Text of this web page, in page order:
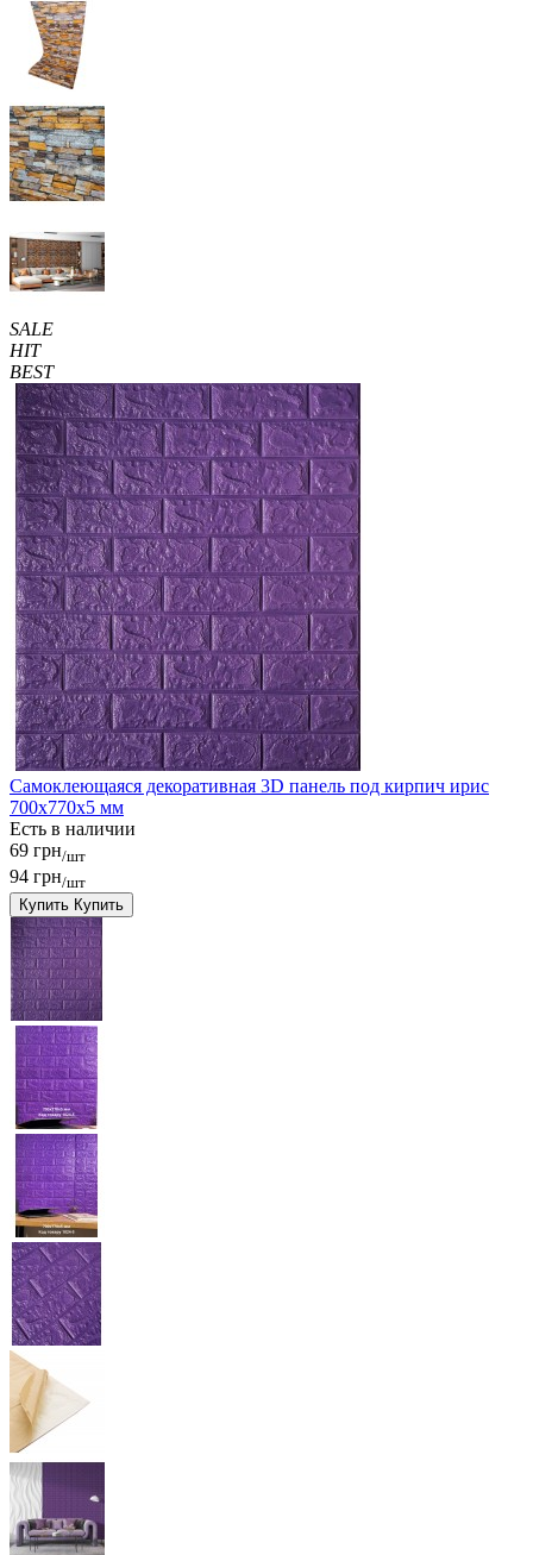
SALE
HIT
BEST
Самоклеющаяся декоративная 3D панель под кирпич ирис
700x770x5 мм
Есть в наличии
69 грн/шт
94 грн/шт
Купить Купить